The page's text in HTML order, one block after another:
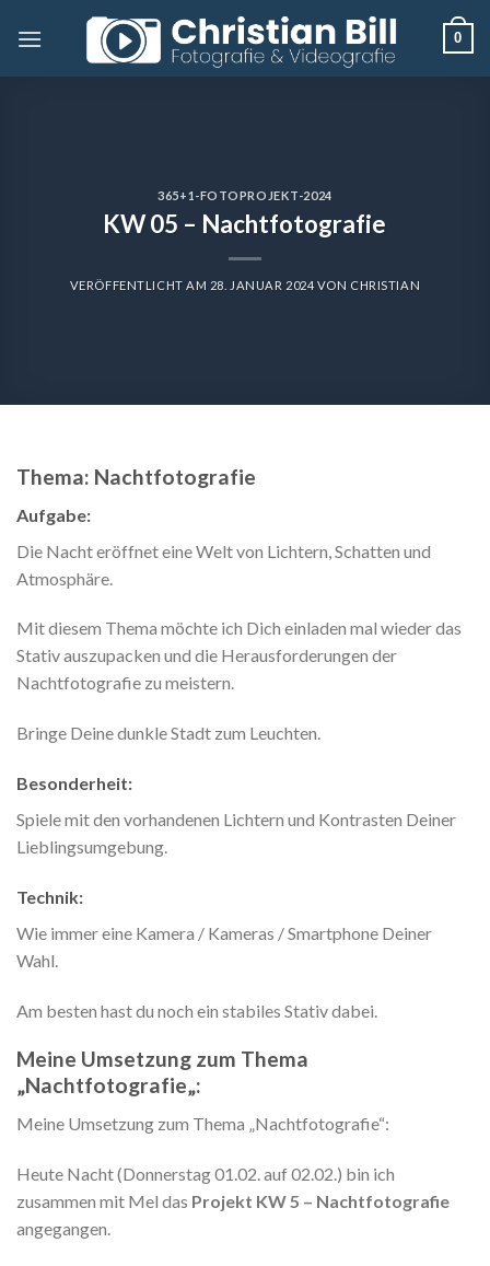
0
365+1-FOTOPROJEKT-2024
KW 05 – Nachtfotografie
VERÖFFENTLICHT AM 28. JANUAR 2024VON CHRISTIAN
Thema: Nachtfotografie
Aufgabe:
Die Nacht eröffnet eine Welt von Lichtern, Schatten und
Atmosphäre.
Mit diesem Thema möchte ich Dich einladen mal wieder das
Stativ auszupacken und die Herausforderungen der
Nachtfotografie zu meistern.
Bringe Deine dunkle Stadt zum Leuchten.
Besonderheit:
Spiele mit den vorhandenen Lichtern und Kontrasten Deiner
Lieblingsumgebung.
Technik:
Wie immer eine Kamera / Kameras / Smartphone Deiner
Wahl.
Am besten hast du noch ein stabiles Stativ dabei.
Meine Umsetzung zum Thema
„Nachtfotografie„:
Meine Umsetzung zum Thema „Nachtfotografie“:
Heute Nacht (Donnerstag 01.02. auf 02.02.) bin ich
zusammen mit Mel das Projekt KW 5 – Nachtfotografie
angegangen.